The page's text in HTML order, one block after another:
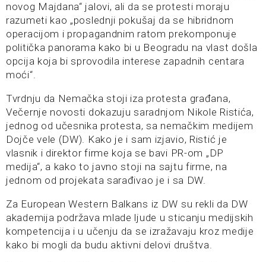
novog Majdana“ jalovi, ali da se protesti moraju
razumeti kao „poslednji pokušaj da se hibridnom
operacijom i propagandnim ratom prekomponuje
politička panorama kako bi u Beogradu na vlast došla
opcija koja bi sprovodila interese zapadnih centara
moći“.
Tvrdnju da Nemačka stoji iza protesta građana,
Večernje novosti dokazuju saradnjom Nikole Ristića,
jednog od učesnika protesta, sa nemačkim medijem
Dojče vele (DW). Kako je i sam izjavio, Ristić je
vlasnik i direktor firme koja se bavi PR-om „DP
medija“, a kako to javno stoji na sajtu firme, na
jednom od projekata sarađivao je i sa DW.
Za European Western Balkans iz DW su rekli da DW
akademija podržava mlade ljude u sticanju medijskih
kompetencija i u učenju da se izražavaju kroz medije
kako bi mogli da budu aktivni delovi društva.